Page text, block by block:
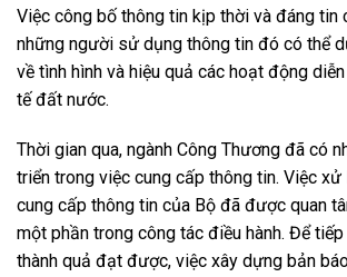
Việc công bố thông tin kịp thời và đáng tin
những người sử dụng thông tin đó có thể
về tình hình và hiệu quả các hoạt động
tế đất nước.
Thời gian qua, ngành Công Thương đã có
triển trong việc cung cấp thông tin. Việc xử
cung cấp thông tin của Bộ đã được quan
một phần trong công tác điều hành. Để
thành quả đạt được, việc xây dựng bản